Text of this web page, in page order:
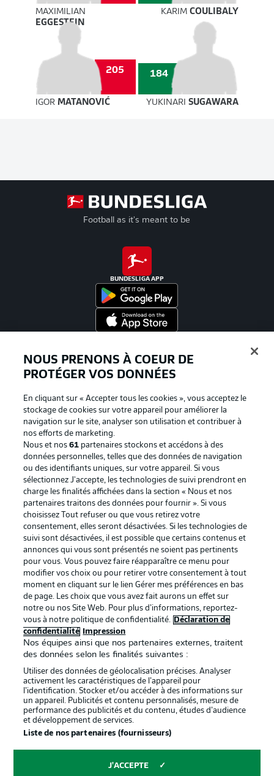
MAXIMILIAN
EGGESTEIN
KARIMCOULIBALY
205 184
IGOR MATANOVIĆ YUKINARISUGAWARA
Football as it's meant to be
BUNDESLIGA APP
La publicité Conditions d’utilisation des
Mentions Légales Gérer mes préférences
Déclaration de
confidentialité
Diffuseurs
Travaux Contact
Impression Joueurs
© 2026 Bundesliga-Gruppe GmbH
Choisissez votre langue
NOUS PRENONS À COEUR DE
PROTÉGER VOS DONNÉES
En cliquant sur « Accepter tous les cookies », vous acceptez le
stockage de cookies sur votre appareil pour améliorer la
navigation sur le site, analyser son utilisation et contribuer à
nos efforts de marketing.
Nous et nos61 partenaires stockons et accédons à des
données personnelles, telles que des données de navigation
ou des identifiants uniques, sur votre appareil. Si vous
sélectionnez J'accepte, les technologies de suivi prendront en
charge les finalités affichées dans la section « Nous et nos
partenaires traitons des données pour fournir ». Si vous
choisissez Tout refuser ou que vous retirez votre
consentement, elles seront désactivées. Si les technologies de
suivi sont désactivées, il est possible que certains contenus et
annonces qui vous sont présentés ne soient pas pertinents
pour vous. Vous pouvez faire réapparaître ce menu pour
modifier vos choix ou pour retirer votre consentement à tout
moment en cliquant sur le lien Gérer mes préférences en bas
de page. Les choix que vous avez fait aurons un effet sur
notre ou nos Site Web. Pour plus d’informations, reportez-
vous à notre politique de confidentialité.
Déclaration de
confidentialité
Impression
Nos équipes ainsi que nos partenaires externes, traitent
des données selon les finalités suivantes :
Utiliser des données de géolocalisation précises. Analyser
activement les caractéristiques de l’appareil pour
l’identification. Stocker et/ou accéder à des informations sur
un appareil. Publicités et contenu personnalisés, mesure de
performance des publicités et du contenu, études d’audience
et développement de services.
Liste de nos partenaires (fournisseurs)
J'ACCEPTE